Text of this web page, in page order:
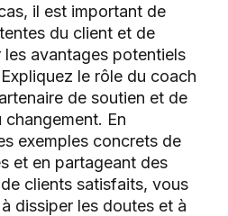
il est important de
du client et de
les avantages potentiels
le rôle du coach
de soutien et de
En
exemples concrets de
et en partageant des
clients satisfaits, vous
dissiper les doutes et à